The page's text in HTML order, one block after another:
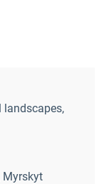
landscapes,
Myrskyt